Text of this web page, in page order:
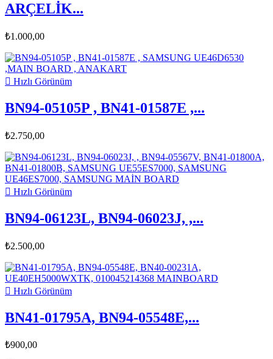
ARÇELİK...
₺1.000,00
 Hızlı Görünüm
BN94-05105P , BN41-01587E ,...
₺2.750,00
 Hızlı Görünüm
BN94-06123L, BN94-06023J, ,...
₺2.500,00
 Hızlı Görünüm
BN41-01795A, BN94-05548E,...
₺900,00